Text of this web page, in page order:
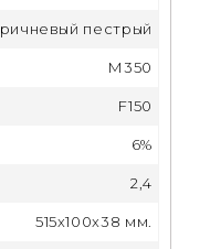
пестрый
М350
F150
6%
2,4
515x100x38 мм.